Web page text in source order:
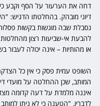
דחה את הערעור על הסף וקבע כי
דיוני מובהק. בהחלטתו הדגיש:
נסבלת שבה מוגשות בקשות
להבעת אי-שביעות רצון מהחלטות
או מהותיות – אינה יכולה לעבור
השופט עמית פסק כי אין כל
המותב, שכן ההחלטה על מועדי דיון
איננה מלמדת על דעה קדומה
לדבריו, "הטענה כי לא ניתן